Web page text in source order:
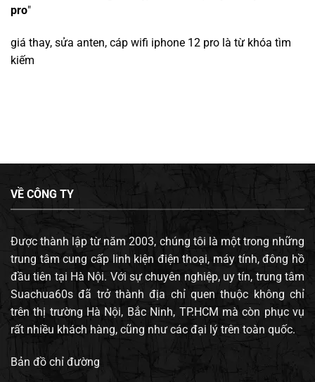
pro"
giá thay, sửa anten, cáp wifi iphone 12 pro là từ khóa tìm
kiếm
VỀ CÔNG TY
Được thành lập từ năm 2003, chúng tôi là một trong những
trung tâm cung cấp linh kiện điện thoại, máy tính, đông hồ
đầu tiên tại Hà Nội. Với sự chuyên nghiệp, uy tín, trung tâm
Suachua60s đã trở thành địa chỉ quen thuộc không chỉ
trên thị trường Hà Nội, Bắc Ninh, TP.HCM mà còn phục vụ
rất nhiều khách hàng, cũng như các đại lý trên toàn quốc.
Bản đồ chỉ đường